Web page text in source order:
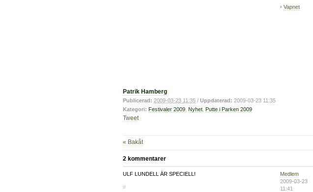
Vapnet
Patrik Hamberg
Publicerad: 2009-03-23 11:35 / Uppdaterad: 2009-03-23 11:35
Kategori: Festivaler 2009 Nyhet Putte i Parken 2009
Tweet
« Bakåt
2 kommentarer
ULF LUNDELL ÄR SPECIELL!
#
Medlem
2009-03-23
11:41